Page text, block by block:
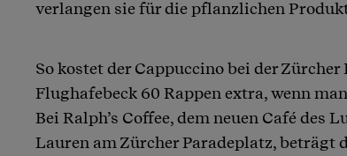
verlangen sie für die pflanzlichen
So kostet der Cappuccino bei der
Flughafebeck 60 Rappen extra, wenn
Bei Ralph’s Coffee, dem neuen Café des
Lauren am Zürcher Paradeplatz, beträgt